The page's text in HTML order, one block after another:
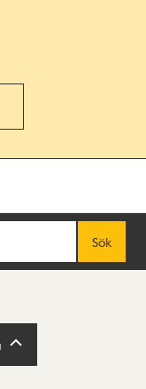
Sök